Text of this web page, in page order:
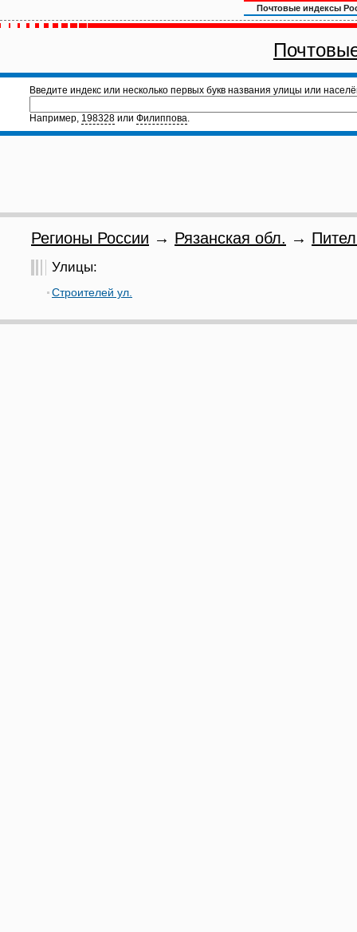
Почтовые индексы
Введите индекс или несколько первых букв названия улицы или
Например, 198328 или Филиппова.
Регионы России → Рязанская обл. →
Улицы:
Строителей ул.